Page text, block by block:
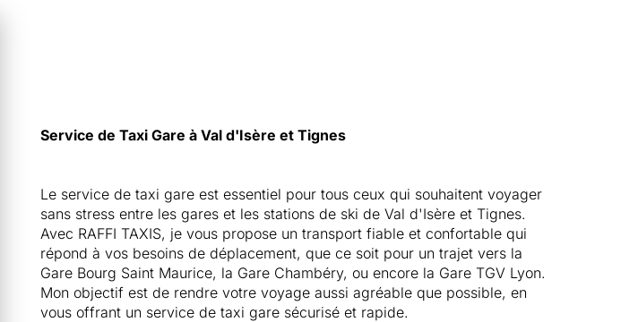
Service de Taxi Gare à Val d'Isère et Tignes
Le service de taxi gare est essentiel pour tous ceux qui souhaitent voyager
sans stress entre les gares et les stations de ski de Val d'Isère et Tignes.
Avec RAFFI TAXIS, je vous propose un transport fiable et confortable qui
répond à vos besoins de déplacement, que ce soit pour un trajet vers la
Gare Bourg Saint Maurice, la Gare Chambéry, ou encore la Gare TGV Lyon.
Mon objectif est de rendre votre voyage aussi agréable que possible, en
vous offrant un service de taxi gare sécurisé et rapide.